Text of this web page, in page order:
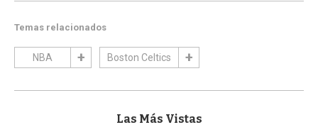
Temas relacionados
NBA Boston Celtics
Las Más Vistas